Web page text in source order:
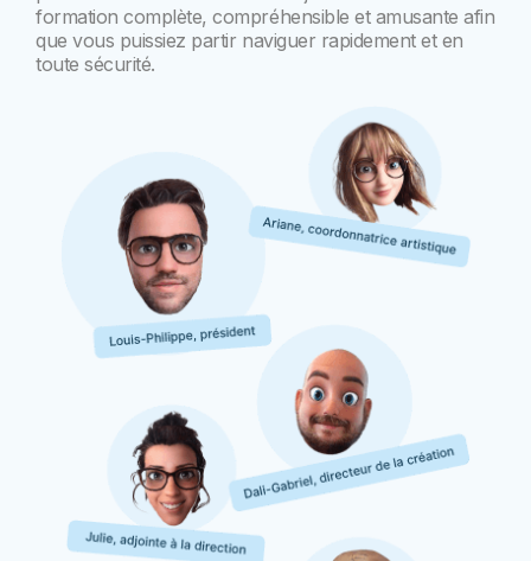
formation complète, compréhensible et amusante afin
que vous puissiez partir naviguer rapidement et en
toute sécurité.